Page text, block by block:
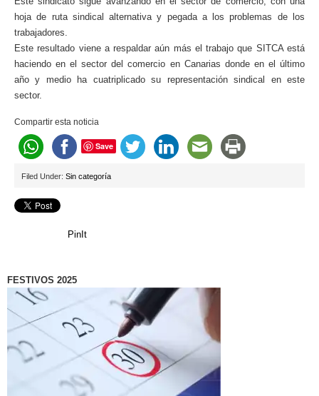
hoja de ruta sindical alternativa y pegada a los problemas de los
trabajadores.
Este resultado viene a respaldar aún más el trabajo que SITCA está
haciendo en el sector del comercio en Canarias donde en el último
año y medio ha cuatriplicado su representación sindical en este
sector.
Compartir esta noticia
Save
Filed Under: Sin categoría
PinIt
FESTIVOS 2025